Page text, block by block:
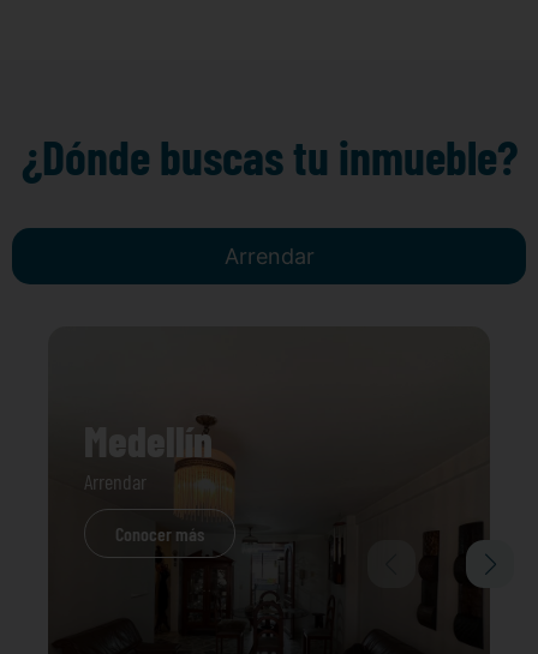
¿Dónde buscas tu inmueble?
Arrendar
Medellín
Arrendar
Conocer más